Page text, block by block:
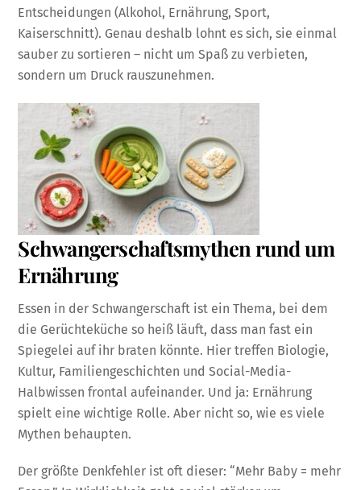
Entscheidungen (Alkohol, Ernährung, Sport,
Kaiserschnitt). Genau deshalb lohnt es sich, sie einmal
sauber zu sortieren – nicht um Spaß zu verbieten,
sondern um Druck rauszunehmen.
Schwangerschaftsmythen rund um
Ernährung
Essen in der Schwangerschaft ist ein Thema, bei dem
die Gerüchteküche so heiß läuft, dass man fast ein
Spiegelei auf ihr braten könnte. Hier treffen Biologie,
Kultur, Familiengeschichten und Social-Media-
Halbwissen frontal aufeinander. Und ja: Ernährung
spielt eine wichtige Rolle. Aber nicht so, wie es viele
Mythen behaupten.
Der größte Denkfehler ist oft dieser: “Mehr Baby = mehr